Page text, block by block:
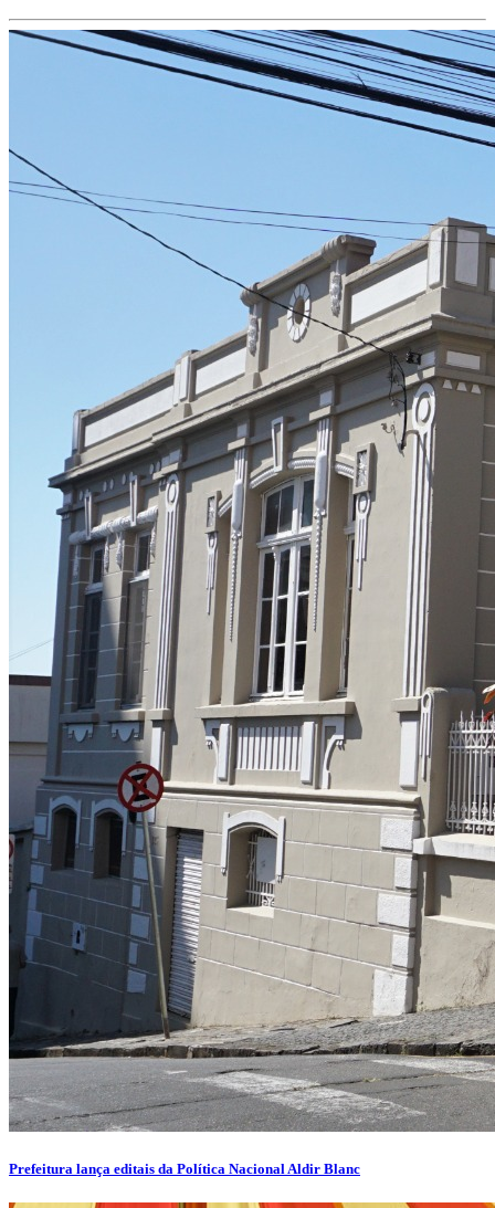
Prefeitura lança editais da Política Nacional Aldir Blanc